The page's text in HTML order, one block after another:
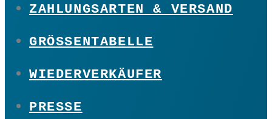
ZAHLUNGSARTEN & VERSAND
GRÖSSENTABELLE
WIEDERVERKÄUFER
PRESSE